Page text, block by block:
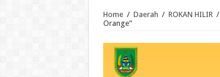
Home / Daerah / ROKAN HILIR /
Orange”